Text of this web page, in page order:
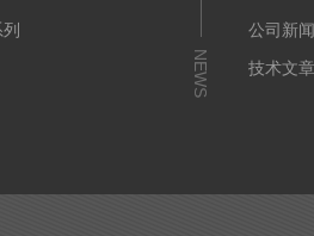
NEWS
公司新
技术文